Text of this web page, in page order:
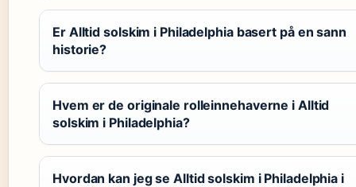
Er Alltid solskim i Philadelphia basert på en sann
historie?
Hvem er de originale rolleinnehaverne i Alltid
solskim i Philadelphia?
Hvordan kan jeg se Alltid solskim i Philadelphia i